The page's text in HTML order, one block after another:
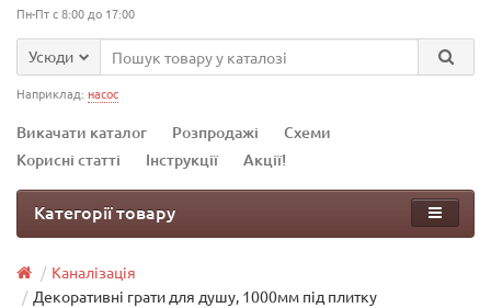
Пн-Пт с 8:00 до 17:00
Усюди
Наприклад: насос
Викачати каталог Розпродажі
Схеми
Корисні статті
Інструкції Акції!
Категорії товару
Каналізація
Декоративні грати для душу, 1000мм під плитку